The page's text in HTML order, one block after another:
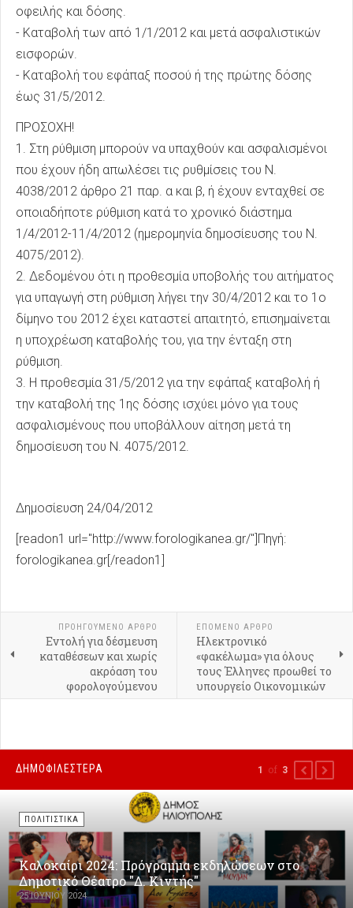
οφειλής και δόσης.
- Καταβολή των από 1/1/2012 και μετά ασφαλιστικών
εισφορών.
- Καταβολή του εφάπαξ ποσού ή της πρώτης δόσης
έως 31/5/2012.
ΠΡΟΣΟΧΗ!
1. Στη ρύθμιση μπορούν να υπαχθούν και ασφαλισμένοι
που έχουν ήδη απωλέσει τις ρυθμίσεις του Ν.
4038/2012 άρθρο 21 παρ. α και β, ή έχουν ενταχθεί σε
οποιαδήποτε ρύθμιση κατά το χρονικό διάστημα
1/4/2012-11/4/2012 (ημερομηνία δημοσίευσης του Ν.
4075/2012).
2. Δεδομένου ότι η προθεσμία υποβολής του αιτήματος
για υπαγωγή στη ρύθμιση λήγει την 30/4/2012 και το 1ο
δίμηνο του 2012 έχει καταστεί απαιτητό, επισημαίνεται
η υποχρέωση καταβολής του, για την ένταξη στη
ρύθμιση.
3. Η προθεσμία 31/5/2012 για την εφάπαξ καταβολή ή
την καταβολή της 1ης δόσης ισχύει μόνο για τους
ασφαλισμένους που υποβάλλουν αίτηση μετά τη
δημοσίευση του Ν. 4075/2012.
Δημοσίευση 24/04/2012
[readon1 url="http://www.forologikanea.gr/"]Πηγή:
forologikanea.gr[/readon1]
ΠΡΟΗΓΟΎΜΕΝΟ ΑΡΘΡΟ
Εντολή για δέσμευση
καταθέσεων και χωρίς
ακρόαση του
φορολογούμενου
ΕΠΟΜΕΝΟ ΑΡΘΡΟ
Ηλεκτρονικό
«φακέλωμα» για όλους
τους Έλληνες προωθεί το
υπουργείο Οικονομικών
ΔΗΜΟΦΙΛΕΣΤΕΡΑ
ΠΟΛΙΤΙΣΤΙΚΑ
Καλοκαίρι 2024: Πρόγραμμα εκδηλώσεων στο
Δημοτικό Θέατρο "Δ. Κιντής"
25 ΙΟΥΝΊΟΥ 2024
1 of 3 PREVIOUS
NEXT